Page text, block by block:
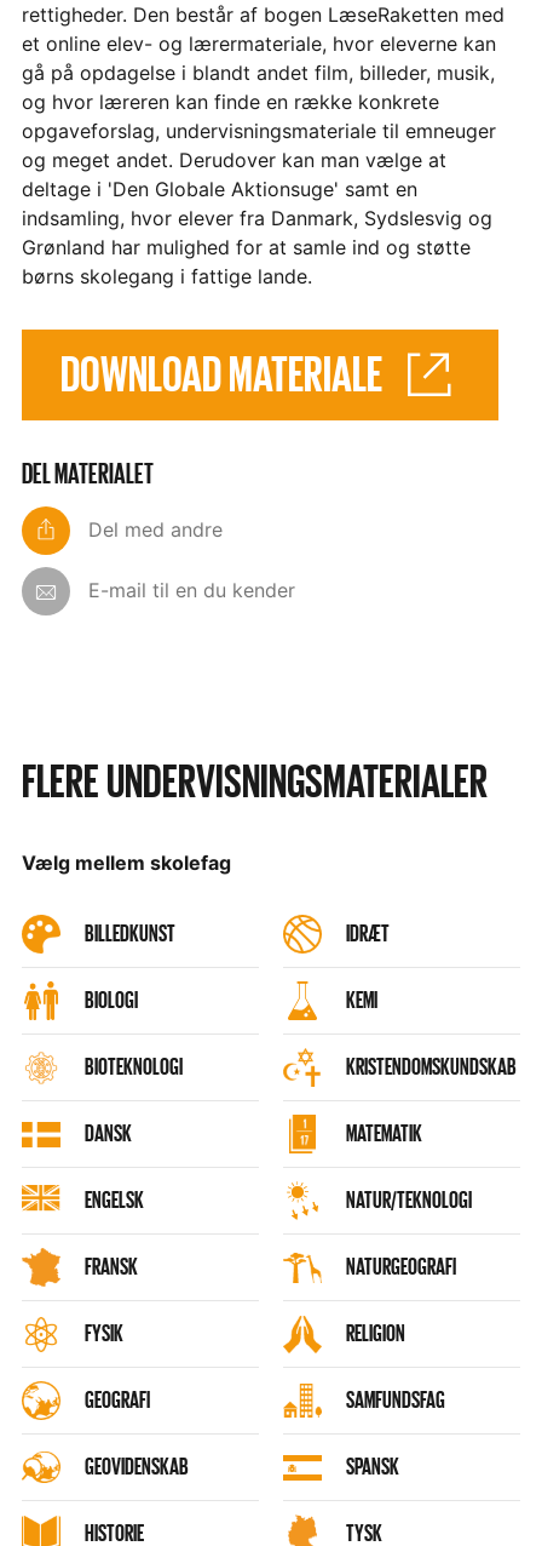
rettigheder. Den består af bogen LæseRaketten med
et online elev- og lærermateriale, hvor eleverne kan
gå på opdagelse i blandt andet film, billeder, musik,
og hvor læreren kan finde en række konkrete
opgaveforslag, undervisningsmateriale til emneuger
og meget andet. Derudover kan man vælge at
deltage i 'Den Globale Aktionsuge' samt en
indsamling, hvor elever fra Danmark, Sydslesvig og
Grønland har mulighed for at samle ind og støtte
børns skolegang i fattige lande.
DOWNLOAD MATERIALE
DEL MATERIALET
Del med andre
E-mail til en du kender
FLERE UNDERVISNINGSMATERIALER
Vælg mellem skolefag
BILLEDKUNST
BIOLOGI
BIOTEKNOLOGI
DANSK
ENGELSK
FRANSK
FYSIK
GEOGRAFI
GEOVIDENSKAB
HISTORIE
IDRÆT
KEMI
KRISTENDOMSKUNDSKAB
MATEMATIK
NATUR/TEKNOLOGI
NATURGEOGRAFI
RELIGION
SAMFUNDSFAG
SPANSK
TYSK